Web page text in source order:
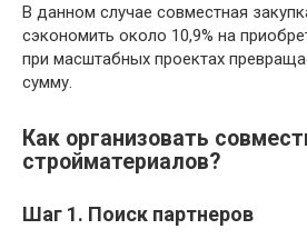
В данном случае совместная
сэкономить около 10,9% на
при масштабных проектах
сумму.
Как организовать
стройматериалов?
Шаг 1. Поиск партнеров